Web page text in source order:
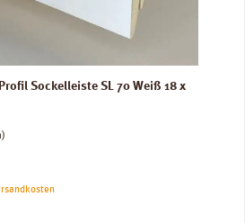
Profil Sockelleiste SL 70 Weiß 18 x